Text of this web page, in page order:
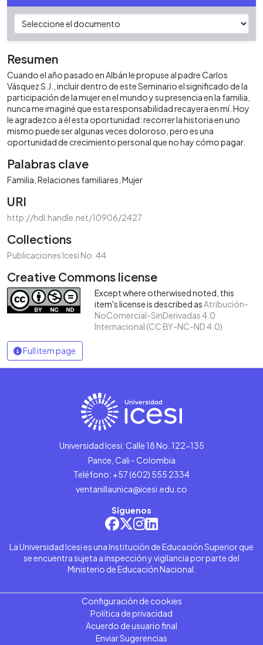
Resumen
Cuando el año pasado en Albán le propuse al padre Carlos
Vásquez S.J., incluir dentro de este Seminario el significado de la
participación de la mujer en el mundo y su presencia en la familia,
nunca me imaginé que esta responsabilidad recayera en mí. Hoy
le agradezco a él esta oportunidad: recorrer la historia en uno
mismo puede ser algunas veces doloroso, pero es una
oportunidad de crecimiento personal que no hay cómo pagar.
Palabras clave
Familia Relaciones familiares Mujer
URI
http://hdl.handle.net/10906/2427
Collections
Publicaciones Icesi No. 44
Creative Commons license
Except where otherwised noted, this
item's license is described asAtribución-
NoComercial-SinDerivadas 4.0
Internacional (CC BY-NC-ND 4.0)
Full item page
Universidad Icesi: Calle 18 No. 122-135
Pance, Cali - Colombia
Teléfono: +57 (602) 555 2334
ventanillaunica@icesi.edu.co
Síguenos
La Universidad Icesi es una Institución de Educación Superior que
se encuentra sujeta a inspección y vigilancia por parte del
Ministerio de Educación Nacional.
Configuración de cookies
Política de privacidad
Acuerdo de usuario final
Enviar Sugerencias